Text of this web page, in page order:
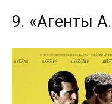
9. «Агенты